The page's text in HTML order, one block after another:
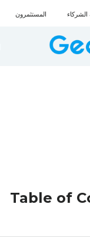
الشركاء المستثمرون
Table of